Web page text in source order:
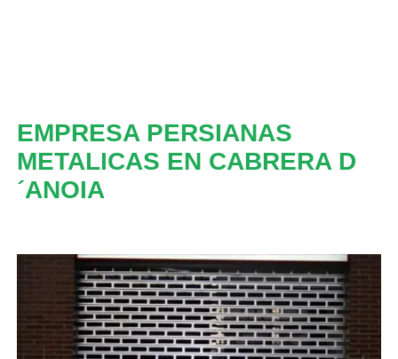
EMPRESA PERSIANAS
METALICAS EN CABRERA D
´ANOIA